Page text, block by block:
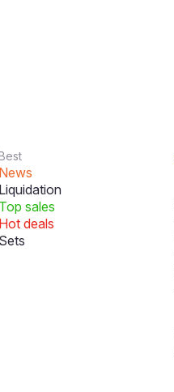
News
Liquidation
Top sales
Hot deals
Sets